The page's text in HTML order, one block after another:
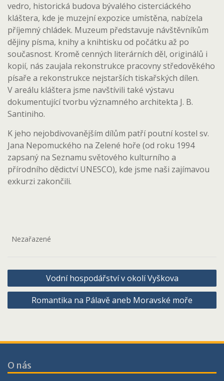
vedro, historická budova bývalého cisterciáckého
kláštera, kde je muzejní expozice umístěna, nabízela
příjemný chládek. Muzeum představuje návštěvníkům
dějiny písma, knihy a knihtisku od počátku až po
současnost. Kromě cenných literárních děl, originálů i
kopií, nás zaujala rekonstrukce pracovny středověkého
písaře a rekonstrukce nejstarších tiskařských dílen.
V areálu kláštera jsme navštívili také výstavu
dokumentující tvorbu významného architekta J. B.
Santiniho.
K jeho nejobdivovanějším dílům patří poutní kostel sv.
Jana Nepomuckého na Zelené hoře (od roku 1994
zapsaný na Seznamu světového kulturního a
přírodního dědictví UNESCO), kde jsme naši zajímavou
exkurzi zakončili.
Nezařazené
Navigace
pro
příspěvek
Vodní hospodářství v okolí Vyškova
Romantika na Pálavě aneb Moravské moře
O nás